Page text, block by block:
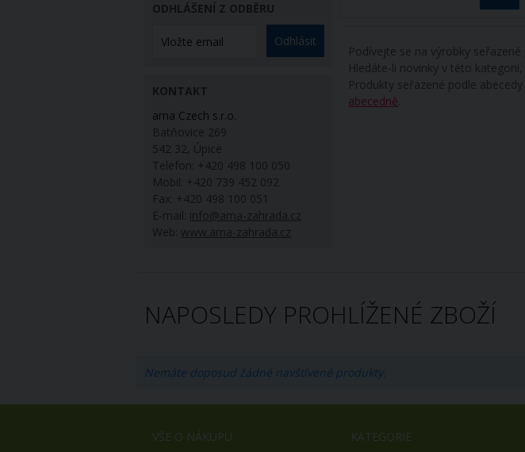
Podívejte se na výrobky
Hledáte-li novinky v této
Produkty seřazené podle
abecedně
ODHLÁŠENÍ Z ODBĚRU
Odhlásit
KONTAKT
ama Czech s.r.o.
Batňovice 269
542 32, Úpice
Telefon: +420 498 100 050
Mobil: +420 739 452 092
Fax: +420 498 100 051
E-mail: info@ama-zahrada.cz
Web:
www.ama-zahrada.cz
NAPOSLEDY PROHLÍŽENÉ ZBOŽÍ
Nemáte doposud žádné navštívené produkty.
VŠE O NÁKUPU KATEGORIE